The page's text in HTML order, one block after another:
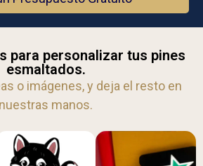
para personalizar tus pines
esmaltados.
o imágenes, y deja el resto en
nuestras manos.